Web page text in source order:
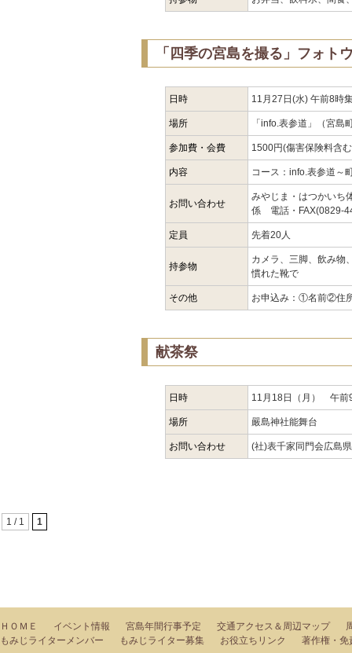
「四季の宮島を撮る」フォト
日時 11月27日(水) 午前8時
場所 「info.表参道」（宮島
参加費・会費 1500円(傷害保険料含
内容 コース：info.表参道～
お問い合わせ
みやじま・はつかいち
係 電話・FAX(0829-
定員 先着20人
持参物
カメラ、三脚、飲み
慣れた靴で
その他 お申込み：①名前②住
献茶祭
日時 11月18日（月） 午前
場所 嚴島神社能舞台
お問い合わせ (社)表千家同門会広島
1 / 1 1
ＨＯＭＥ イベント情報 宮島年間行事予定 交通アクセス＆周辺マップ
もみじライターメンバー
もみじライター募集 お役立ちリンク 著作権・免